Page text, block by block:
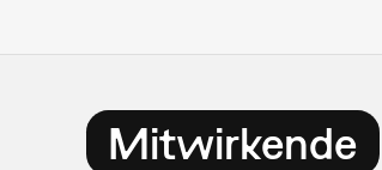
Mitwirkende